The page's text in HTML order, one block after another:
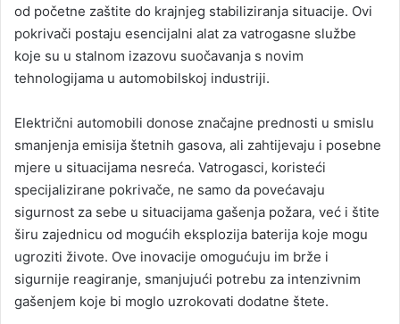
od početne zaštite do krajnjeg stabiliziranja situacije. Ovi
pokrivači postaju esencijalni alat za vatrogasne službe
koje su u stalnom izazovu suočavanja s novim
tehnologijama u automobilskoj industriji.
Električni automobili donose značajne prednosti u smislu
smanjenja emisija štetnih gasova, ali zahtijevaju i posebne
mjere u situacijama nesreća. Vatrogasci, koristeći
specijalizirane pokrivače, ne samo da povećavaju
sigurnost za sebe u situacijama gašenja požara, već i štite
širu zajednicu od mogućih eksplozija baterija koje mogu
ugroziti živote. Ove inovacije omogućuju im brže i
sigurnije reagiranje, smanjujući potrebu za intenzivnim
gašenjem koje bi moglo uzrokovati dodatne štete.